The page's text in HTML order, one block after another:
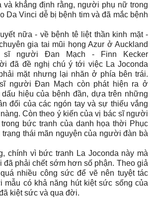
và khẳng định rằng, người phụ nữ trong
Da Vinci dễ bị bệnh tim và đã mắc bệnh
nữa - về bệnh tê liệt thần kinh mặt -
gia tai mũi họng Azur ở Auckland
người Đan Mạch - Finn Kecker
đã đề nghị chú ý tới việc La Joconda
mặt nhưng lại nhăn ở phía bên trái.
người Đan Mạch còn phát hiện ra ở
hiệu của bệnh đần, dựa trên những
đối của các ngón tay và sự thiếu vắng
Còn theo ý kiến của vị bác sĩ người
bức tranh của danh họa thời Phục
trạng thái mãn nguyện của người đàn bà
chính vì bức tranh La Joconda này mà
đã phải chết sớm hơn số phận. Theo giả
nhiều công sức để vẽ nên tuyệt tác
mẫu có khả năng hút kiệt sức sống của
kiệt sức và qua đời.